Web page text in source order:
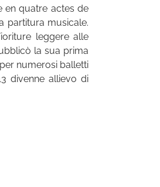
en quatre actes de
partitura musicale.
leggere alle
la sua prima
numerosi balletti
divenne allievo di